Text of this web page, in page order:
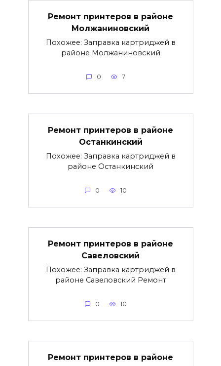
Ремонт принтеров в районе
Молжаниновский
Похожее: Заправка картриджей в
районе Молжаниновский
0 7
Ремонт принтеров в районе
Останкинский
Похожее: Заправка картриджей в
районе Останкинский
0 10
Ремонт принтеров в районе
Савеловский
Похожее: Заправка картриджей в
районе Савеловский Ремонт
0 10
Ремонт принтеров в районе